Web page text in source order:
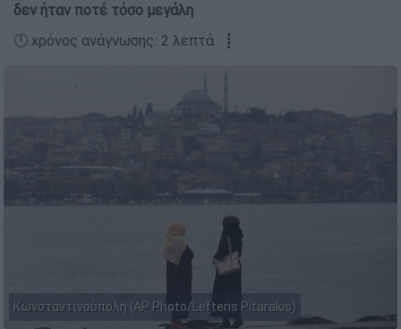
δεν ήταν ποτέ τόσο μεγάλη
🕛 χρόνος ανάγνωσης: 2 λεπτά ┋
Κωνσταντινούπολη (AP Photo/Lefteris Pitarakis)